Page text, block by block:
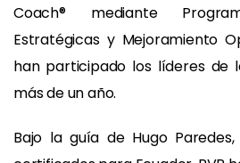
Coach® mediante
Estratégicas y Mejoramiento
han participado los líderes de
más de un año.
Bajo la guía de Hugo